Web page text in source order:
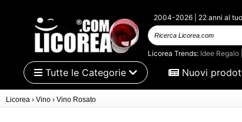
2004-2026 | 22 anni al
Ricerca
Licorea.com
Licorea Trends: Idee Regalo|
Tutte le Categorie Nuovi
Licorea › Vino › Vino Rosato